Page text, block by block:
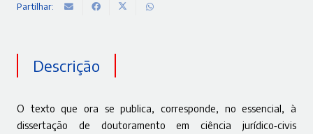
Partilhar:
Descrição
O texto que ora se publica, corresponde, no essencial, à
dissertação de doutoramento em ciência jurídico‑civis